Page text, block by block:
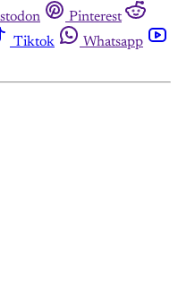
Pinterest
Tiktok
Whatsapp